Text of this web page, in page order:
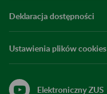
Deklaracja dostępności
Ustawienia plików cookies
Elektroniczny ZUS